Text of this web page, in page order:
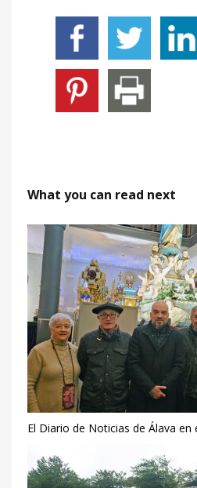
What you can read next
El Diario de Noticias de Álava en